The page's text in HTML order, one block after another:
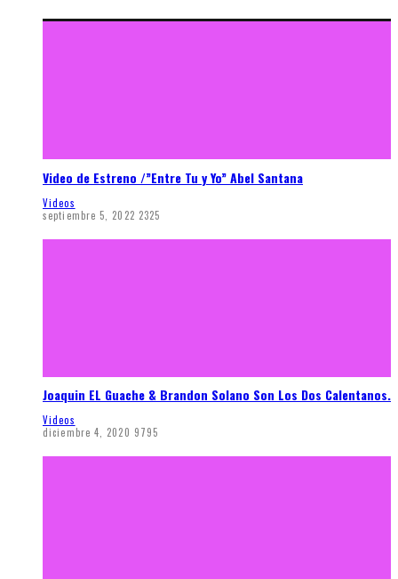
Video de Estreno /”Entre Tu y Yo” Abel Santana
Videos
septiembre 5, 2022 2325
Joaquin EL Guache & Brandon Solano Son Los Dos Calentanos.
Videos
diciembre 4, 2020 9795